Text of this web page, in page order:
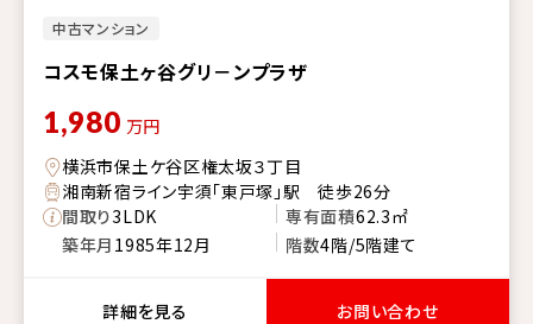
中古マンション
コスモ保土ヶ谷グリ－ンプラザ
1,980 万円
横浜市保土ケ谷区権太坂３丁目
湘南新宿ライン宇須「東戸塚」駅 徒歩26分
間取り3LDK 専有面積62.3㎡
築年月 1985年12月 階数4階/5階建て
詳細を見る お問い合わせ